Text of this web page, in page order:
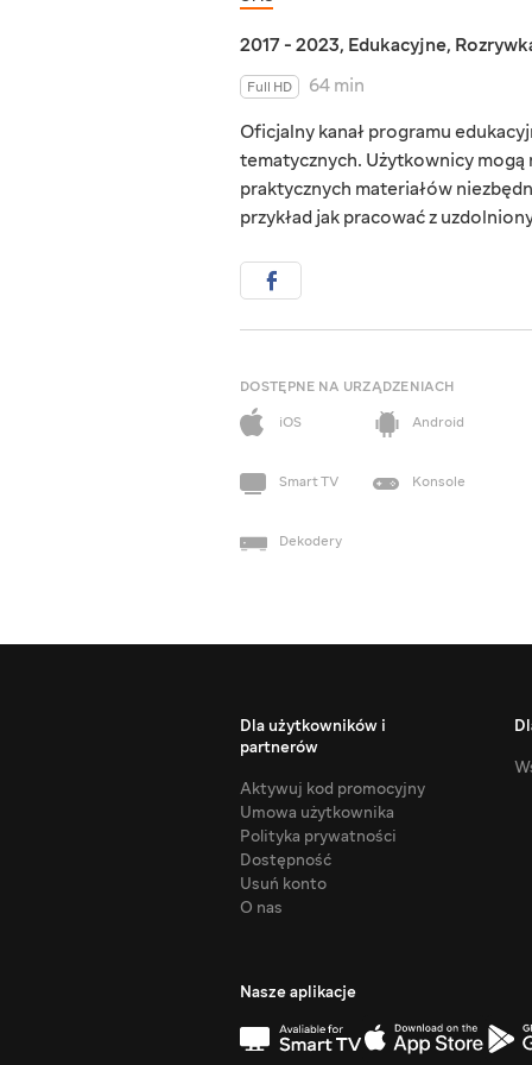
2017 - 2023, Edukacyjne,
Full HD
64 min
Oficjalny kanał programu
tematycznych. Użytkownicy
praktycznych materiałów
przykład jak pracować z
DOSTĘPNE NA URZĄDZENIACH
iOS
Android
Smart TV Konsole
Dekodery
Dla użytkowników i
partnerów
Aktywuj kod promocyjny
Umowa użytkownika
Polityka prywatności
Dostępność
Usuń konto
O nas
Nasze aplikacje